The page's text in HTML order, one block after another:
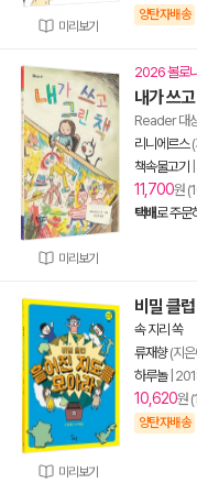
미리보기
양탄자배송
미리보기
2026 볼로
내가 쓰
Reader 대
리니에르스(
책속물고기
11,700원
택배로 주문
미리보기
비밀 클
속 지리 쏙
류재향(지은
하루놀|
10,620원
양탄자배송